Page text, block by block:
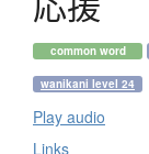
common word
wanikani level 24
Play audio
Links